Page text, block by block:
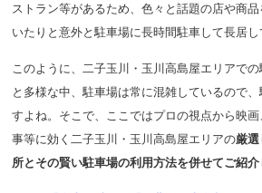
ストラン等があるため、色々と話題の店や商
いたりと意外と駐車場に長時間駐車して長居し
このように、二子玉川・玉川高島屋エリアで
と多様な中、駐車場は常に混雑しているので
すよね。そこで、ここではプロの視点から映
事等に効く二子玉川・玉川高島屋エリアの厳
所とその賢い駐車場の利用方法を併せてご紹介